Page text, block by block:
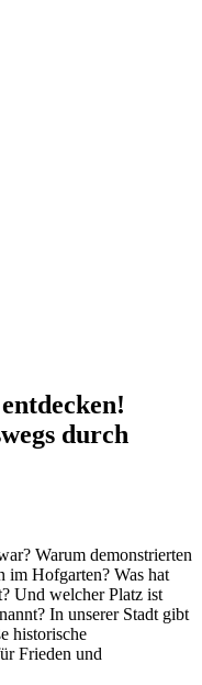
durch
Warum demonstrierten
im Hofgarten? Was hat
Und welcher Platz ist
In unserer Stadt gibt
historische
Frieden und